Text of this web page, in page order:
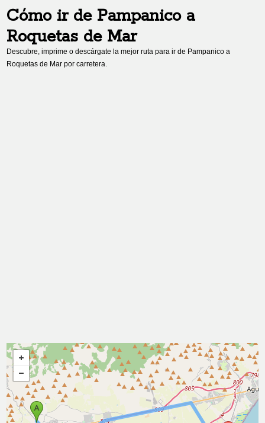
Cómo ir de Pampanicoa
Roquetas de Mar
Descubre, imprime o descárgate la mejor ruta para ir de Pampanico a
Roquetas de Mar por carretera.